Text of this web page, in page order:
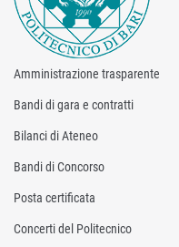
Amministrazione trasparente
Bandi di gara e contratti
Bilanci di Ateneo
Bandi di Concorso
Posta certificata
Concerti del Politecnico